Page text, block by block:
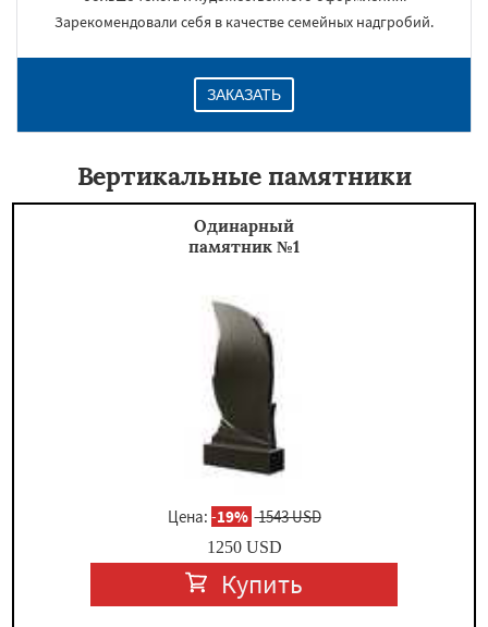
Зарекомендовали себя в качестве семейных надгробий.
ЗАКАЗАТЬ
Вертикальные памятники
Одинарный
памятник №1
Цена: -19% 1543 USD
1250USD
Купить